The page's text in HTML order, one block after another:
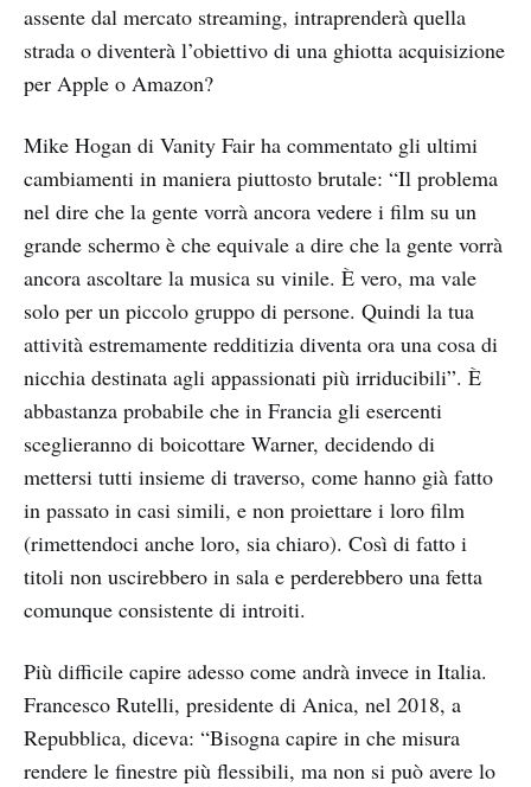
assente dal mercato streaming, intraprenderà quella
strada o diventerà l’obiettivo di una ghiotta acquisizione
per Apple o Amazon?
Mike Hogan di Vanity Fair ha commentato gli ultimi
cambiamenti in maniera piuttosto brutale: “Il problema
nel dire che la gente vorrà ancora vedere i film su un
grande schermo è che equivale a dire che la gente vorrà
ancora ascoltare la musica su vinile. È vero, ma vale
solo per un piccolo gruppo di persone. Quindi la tua
attività estremamente redditizia diventa ora una cosa di
nicchia destinata agli appassionati più irriducibili”. È
abbastanza probabile che in Francia gli esercenti
sceglieranno di boicottare Warner, decidendo di
mettersi tutti insieme di traverso, come hanno già fatto
in passato in casi simili, e non proiettare i loro film
(rimettendoci anche loro, sia chiaro). Così di fatto i
titoli non uscirebbero in sala e perderebbero una fetta
comunque consistente di introiti.
Più difficile capire adesso come andrà invece in Italia.
Francesco Rutelli, presidente di Anica, nel 2018, a
Repubblica, diceva: “Bisogna capire in che misura
rendere le finestre più flessibili, ma non si può avere lo